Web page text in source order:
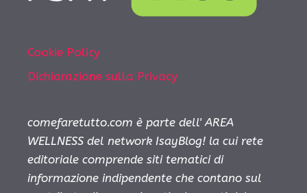
Cookie Policy
Dichiarazione sulla Privacy
comefaretutto.com è parte dell' AREA
WELLNESS del network IsayBlog! la cui rete
editoriale comprende siti tematici di
informazione indipendente che contano sul